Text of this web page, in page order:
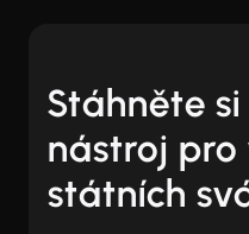
Stáhněte si
nástroj
státních